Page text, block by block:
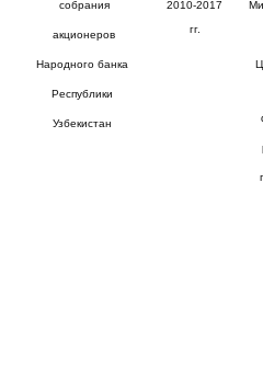
собрания
акционеров
Народного банка
Республики
Узбекистан
2010-2017
гг.